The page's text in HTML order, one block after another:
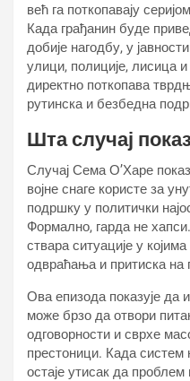
већ га поткопавају
Када грађанин буде
добије нагодбу, у
улици, полиције, лисица
директно поткопава
рутинска и безбедна
Шта случај
Случај Сема О’Харе
војне снаге користе за
подршку у политички
Формално, гарда не
ствара ситуације у
одвраћања и притиска на
Ова епизода показује да
може брзо да отвори
одговорности и сврхе
престоници. Када систем
остаје утисак да проблем